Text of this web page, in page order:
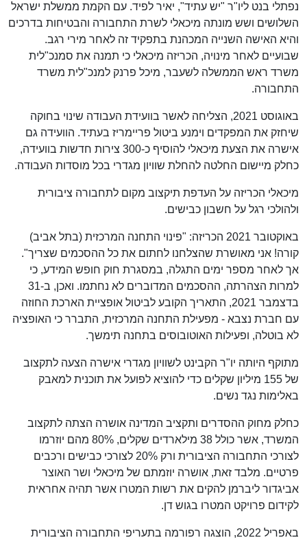
נפתלי בנט ליו"ר "יש עתיד", יאיר לפיד. עם הקמת ממשלת ישראל
השלושים ושש מונתה מיכאלי לשרת התחבורה והבטיחות בדרכים
והיא האישה השנייה המכהנת בתפקיד זה לאחר מירי רגב.
שבועיים לאחר מינויה, הכריזה מיכאלי כי תמנה את סמנכ"לית
משרד ראש הממשלה לשעבר, מיכל פרנק למנכ"לית משרד
התחבורה.
באוגוסט 2021, הצליחה לאשר בוועידת העבודה שינוי בחוקה
שיחזק את המפקדים וימנע ביטול פריימריז בעתיד. הוועידה גם
אישרה את הצעת מיכאלי להוסיף כ-300 צירות חדשות בוועידה,
כחלק מיישום החלטה להחלת שוויון מגדרי בכל מוסדות העבודה.
מיכאלי הכריזה על העדפת תיקצוב מקום לתחבורה ציבורית
ולהולכי רגל על חשבון כבישים.
באוקטובר 2021 הכריזה: "פינוי התחנה המרכזית (בתל אביב)
קורה! אני מאושרת שהצלחנו לחתום את כל ההסכמים שצריך".
אך לאחר מספר ימים התגלה, במסגרת חוק חופש המידע, כי
למרות הצהרתה, ההסכמים המדוברים לא נחתמו. ואכן, ב-31
בדצמבר 2021, התאריך הקובע לביטול אופציית הארכת החוזה
עם חברת נצבא - מפעילת התחנה המרכזית, התברר כי האופציה
לא בוטלה, ופעילות האוטובוסים בתחנה תימשך.
מתוקף היותה יו"ר הקבינט לשוויון מגדרי אישרה הצעה לתקצוב
של 155 מיליון שקלים כדי להוציא לפועל את תוכנית למאבק
באלימות נגד נשים.
כחלק מחוק ההסדרים ותקציב המדינה אושרה הצתה לתקצוב
המשרד, אשר כולל 38 מילארדים שקלים, 80% מהם יוזרמו
לצורכי התחבורה הציבורית ורק 20% לצורכי כבישים ורכבים
פרטיים. מלבד זאת, אושרה יוזמתם של מיכאלי ושר האוצר
אביגדור ליברמן להקים את רשות המטרו אשר תהיה אחראית
לקידום פרויקט המטרו בגוש דן.
באפריל 2022, הוצגה רפורמה בתעריפי התחבורה הציבורית